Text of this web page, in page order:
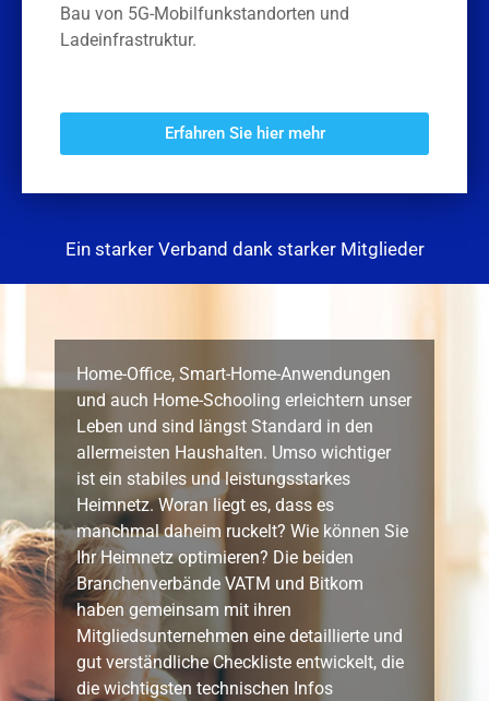
Bau von 5G-Mobilfunkstandorten und
Ladeinfrastruktur.
Erfahren Sie hier mehr
Ein starker Verband dank starker Mitglieder
Home-Office, Smart-Home-Anwendungen
und auch Home-Schooling erleichtern unser
Leben und sind längst Standard in den
allermeisten Haushalten. Umso wichtiger
ist ein stabiles und leistungsstarkes
Heimnetz. Woran liegt es, dass es
manchmal daheim ruckelt? Wie können Sie
Ihr Heimnetz optimieren? Die beiden
Branchenverbände VATM und Bitkom
haben gemeinsam mit ihren
Mitgliedsunternehmen eine detaillierte und
gut verständliche Checkliste entwickelt, die
die wichtigsten technischen Infos